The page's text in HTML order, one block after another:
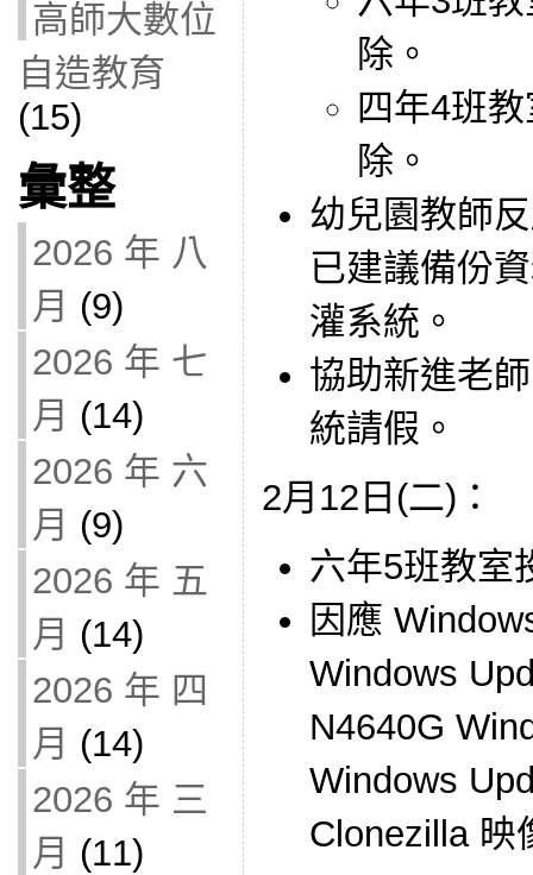
高師大數位
自造教育
(15)
彙整
2026 年 八
月 (9)
2026 年 七
月 (14)
2026 年 六
月 (9)
2026 年 五
月 (14)
2026 年 四
月 (14)
2026 年 三
月 (11)
除。
四年4班
除。
幼兒園教師
已建議備份
灌系統。
協助新進老
統請假。
2月12日(二)：
六年5班教室
因應
Windows
N4640G
Windows
Clonezilla 映